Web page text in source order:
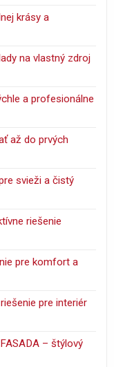
krásy a
na vlastný zdroj
a profesionálne
až do prvých
svieži a čistý
riešenie
pre komfort a
pre interiér
– štýlový